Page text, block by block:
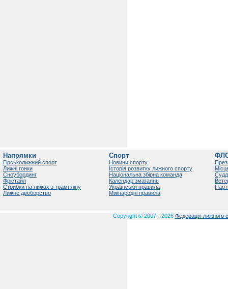
Напрямки
Гірськолижний спорт
Лижні гонки
Сноубординг
Фрістайл
Стрибки на лижах з трампліну
Лижне двоборство
Спорт
Новини спорту
Історія розвитку лижного спорту
Національна збірна команда
Календар змаганнь
Українськи правила
Міжнародні правила
Copyright © 2007 - 2026 Федерація лижного